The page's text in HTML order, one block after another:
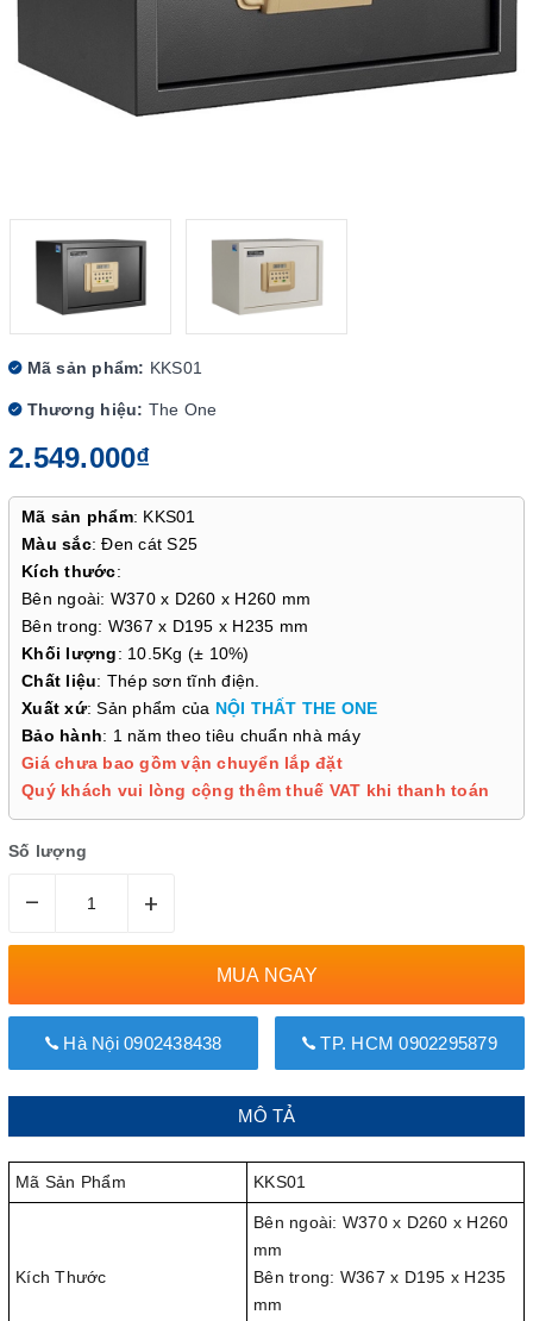
Mã sản phẩm: KKS01
Thương hiệu: The One
2.549.000₫
Mã sản phẩm: KKS01
Màu sắc: Đen cát S25
Kích thước:
Bên ngoài: W370 x D260 x H260 mm
Bên trong: W367 x D195 x H235 mm
Khối lượng: 10.5Kg (± 10%)
Chất liệu: Thép sơn tĩnh điện.
Xuất xứ: Sản phẩm của NỘI THẤT THE ONE
Bảo hành: 1 năm theo tiêu chuẩn nhà máy
Giá chưa bao gồm vận chuyển lắp đặt
Quý khách vui lòng cộng thêm thuế VAT khi thanh toán
Số lượng
– +
MUA NGAY
Hà Nội 0902438438 TP. HCM 0902295879
MÔ TẢ
Mã Sản Phẩm KKS01
Kích Thước
Bên ngoài: W370 x D260 x H260
mm
Bên trong: W367 x D195 x H235
mm